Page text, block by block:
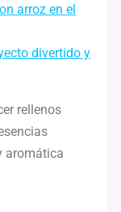
arroz en el
divertido y
rellenos
aromática